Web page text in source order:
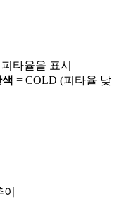
타율을 표시
= COLD (피타율 낮
이